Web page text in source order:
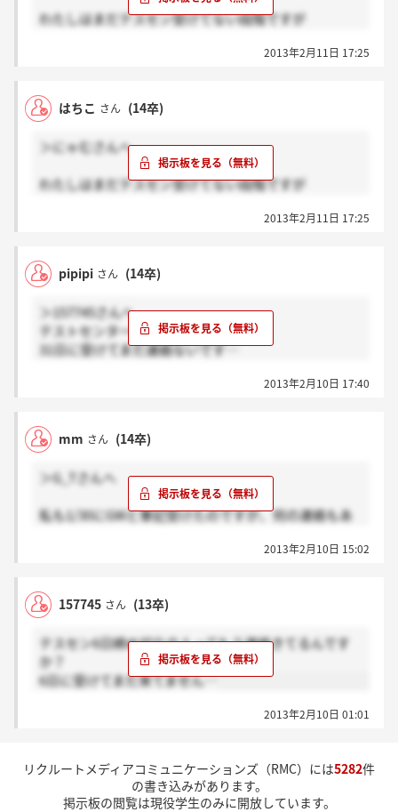
わたしはまだテスセン受けてない段階ですが
選考進んでるかは関係ないんじゃないでしょうか？
2013年2月11日 17:25
はちこ さん (14卒)
＞にゃむさんへ
わたしはまだテスセン受けてない段階ですが
選考進んでるかは関係ないんじゃないでしょうか？
2013年2月11日 17:25
pipipi さん (14卒)
＞157745さんへ
テストセンター6日締切で
31日に受けてまだ連絡ないです…
2013年2月10日 17:40
mm さん (14卒)
＞G_Tさんへ
私も1/30にGWと筆記受けたのですが、何の連絡もあ
G_Tさんも連絡来たの遅かったようですが、そこから
すよね(＞_＜)
サイレントいやだなあ…
2013年2月10日 15:02
157745 さん (13卒)
テスセン6日締め切りの人ってもう連絡きてるんです
か？
6日に受けてまだ来てません…
2013年2月10日 01:01
リクルートメディアコミュニケーションズ（RMC）には5282件
の書き込みがあります。
掲示板の閲覧は現役学生のみに開放しています。